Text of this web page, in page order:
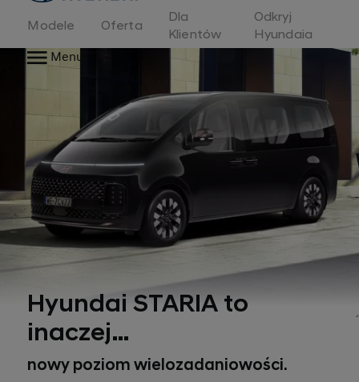
Modele Oferta
Dla
Klientów
Odkryj
Hyundaia
Menu
Hyundai STARIA to
inaczej…
nowy poziom wielozadaniowości.